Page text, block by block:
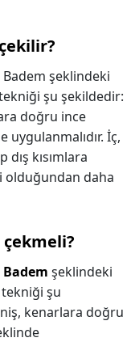
Badem şeklindeki
şu şekildedir:
doğru ince
İç,
dış kısımlara
olduğundan daha
çekmeli?
Badem şeklindeki
şu
kenarlara doğru